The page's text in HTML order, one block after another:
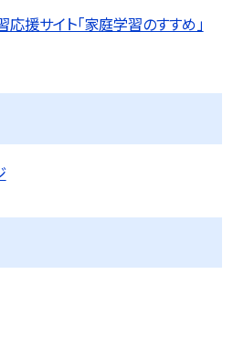
援サイト「家庭学習のすすめ」